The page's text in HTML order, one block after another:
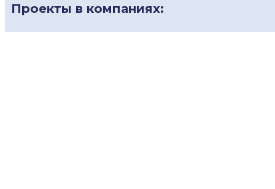
Проекты в компаниях: